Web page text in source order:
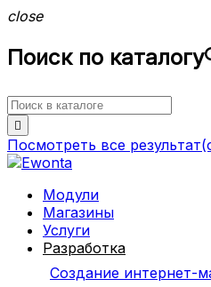
close
Поиск по каталогу

Посмотреть все
Модули
Магазины
Услуги
Разработка
Создание интернет-